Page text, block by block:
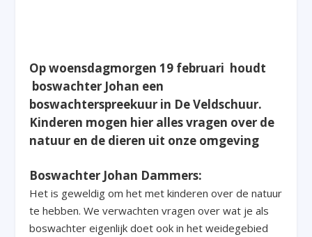
Op woensdagmorgen 19 februari houdt
boswachter Johan een
boswachterspreekuur in De Veldschuur.
Kinderen mogen hier alles vragen over de
natuur en de dieren uit onze omgeving
Boswachter Johan Dammers:
Het is geweldig om het met kinderen over de natuur
te hebben. We verwachten vragen over wat je als
boswachter eigenlijk doet ook in het weidegebied